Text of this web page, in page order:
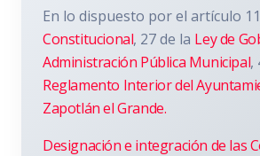
En lo dispuesto por el artículo
Constitucional, 27 de la Ley de
Administración Pública Municipal,
Reglamento Interior del
Zapotlán el Grande.
Designación e integración de las